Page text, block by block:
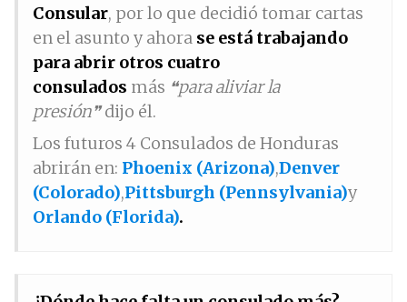
Consular, por lo que decidió tomar cartas
en el asunto y ahora se está trabajando
para abrir otros cuatro
consulados más ❝para aliviar la
presión❞dijo él.
Los futuros 4 Consulados de Honduras
abrirán en: Phoenix (Arizona),Denver
(Colorado),Pittsburgh (Pennsylvania)y
Orlando (Florida).